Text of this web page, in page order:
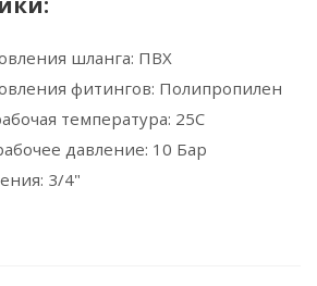
шланга: ПВХ
фитингов: Полипропилен
температура: 25С
давление: 10 Бар
3/4"